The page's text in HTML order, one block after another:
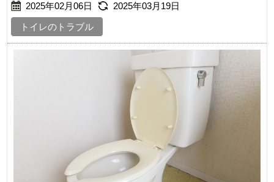
2025年02月06日
2025年03月19日
トイレのトラブル